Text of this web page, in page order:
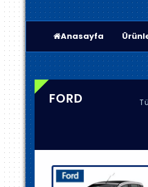
Anasayfa
FORD